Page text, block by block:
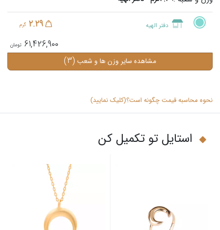
دفتر الهیه 2.29 گرم
61,426,900
مشاهده سایر وزن ها و شعب (3)
نحوه محاسبه قیمت چگونه است؟(کلیک نمایید)
استایل تو تکمیل کن